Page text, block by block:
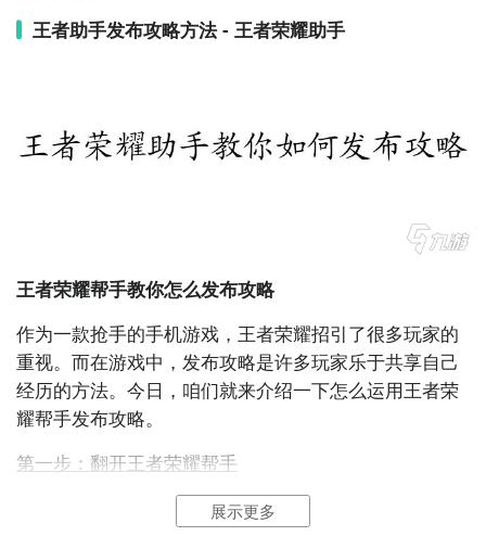
享、装备推荐等功能，助您在游戏中取得优势。
7. 《游戏工具大全》：集合了各种游戏辅助工具，包括
自动连点、虚拟摇杆等，帮助您畅享游戏乐趣。
8. 《游戏达人助手》：为玩家提供游戏攻略、实时战绩
查询、游戏资讯等功能，助您成为游戏中的达人。
9. 《游戏指南大全》：提供各类游戏的详细攻略和技巧
指南，助您轻松驾驭各类游戏。
10. 《游戏秘籍助手》：为玩家提供游戏秘籍、技巧分
王者助手发布攻略方法 - 王者荣耀助手
王者荣耀帮手教你怎么发布攻略
作为一款抢手的手机游戏，王者荣耀招引了很多玩家的
重视。而在游戏中，发布攻略是许多玩家乐于共享自己
经历的方法。今日，咱们就来介绍一下怎么运用王者荣
耀帮手发布攻略。
第一步：翻开王者荣耀帮手
在手机桌面上找到并
点击翻开王者荣耀帮手APP。这个
APP是专门为玩家供给游戏辅佐功用的东西。
展示更多